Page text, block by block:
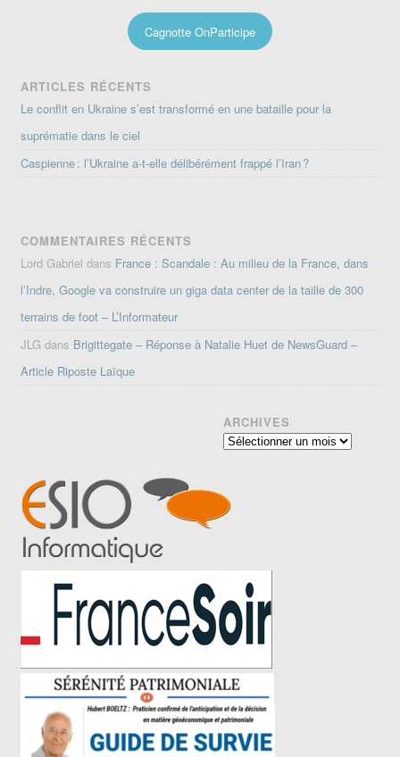
Cagnotte OnParticipe
ARTICLES RÉCENTS
Le conflit en Ukraine s’est transformé en une bataille pour la
suprématie dans le ciel
Caspienne : l’Ukraine a-t-elle délibérément frappé l’Iran ?
COMMENTAIRES RÉCENTS
Lord Gabriel dans France : Scandale : Au milieu de la France, dans
l’Indre, Google va construire un giga data center de la taille de 300
terrains de foot – L’Informateur
JLG dans Brigittegate – Réponse à Natalie Huet de NewsGuard –
Article Riposte Laïque
ARCHIVES
Archives